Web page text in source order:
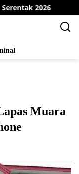
Dinas
Muara